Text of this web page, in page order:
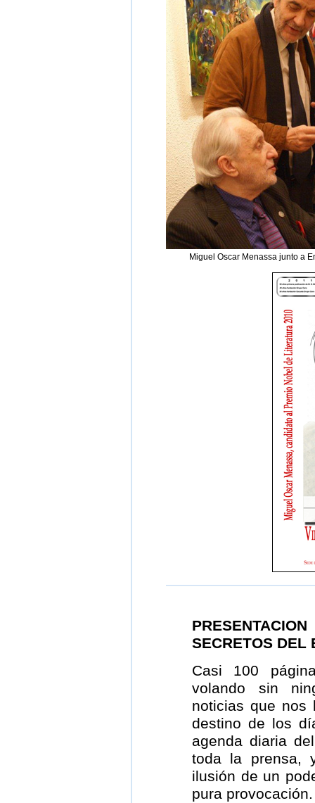
Miguel Oscar Menassa junto a
SECRETOS DEL
Casi 100
volando sin
noticias que nos
destino de los
agenda diaria
toda la prensa,
ilusión de un
pura provocación.